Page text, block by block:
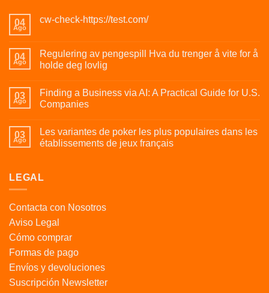
04
Ago
cw-check-https://test.com/
04
Ago
Regulering av pengespill Hva du trenger å vite for å
holde deg lovlig
03
Ago
Finding a Business via AI: A Practical Guide for U.S.
Companies
03
Ago
Les variantes de poker les plus populaires dans les
établissements de jeux français
LEGAL
Contacta con Nosotros
Aviso Legal
Cómo comprar
Formas de pago
Envíos y devoluciones
Suscripción Newsletter